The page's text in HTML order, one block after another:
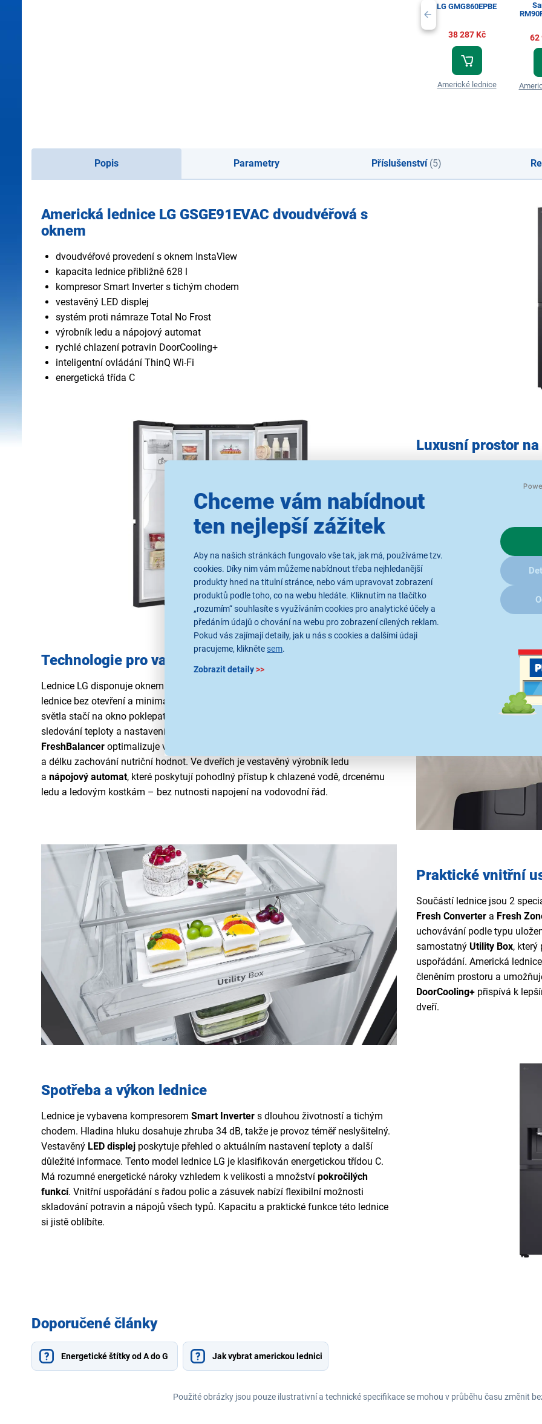
Chceme vám nabídnout
ten nejlepší zážitek
Aby na našich stránkách fungovalo vše tak, jak má, používáme tzv.
cookies. Díky nim vám můžeme nabídnout třeba nejhledanější
produkty hned na titulní stránce, nebo vám upravovat zobrazení
produktů podle toho, co na webu hledáte. Kliknutím na tlačítko
„rozumím“ souhlasíte s využíváním cookies pro analytické účely a
předáním údajů o chování na webu pro zobrazení cílených reklam.
Pokud vás zajímají detaily, jak u nás s cookies a dalšími údaji
pracujeme, klikněte sem.
Zobrazit detaily>>
LG GMG860EPBE
38 287 Kč
Americké lednice
62
Popis Parametry Příslušenství(5)
Americká lednice LG GSGE91EVAC dvoudvéřová s
oknem
dvoudvéřové provedení s oknem InstaView
kapacita lednice přibližně 628 l
kompresor Smart Inverter s tichým chodem
vestavěný LED displej
systém proti námraze Total No Frost
výrobník ledu a nápojový automat
rychlé chlazení potravin DoorCooling+
inteligentní ovládání ThinQ Wi-Fi
energetická třída C
Luxusní prostor
a velkým vnitřním
rozdělený na chladicí
různých potravin a nápojů
je vybavena mnoha
zajišťuje rovnoměrnější
tvoření námrazy. Uchované
úroveň hygieny a
Technologie pro vaše pohodlí
Lednice LG disponuje oknem
lednice bez otevření a minimalizovat tak únik chladného vzduchu. Pro rozsvícení
světla stačí na okno poklepat. Systém
sledování teploty a nastavení funkcí přímo z vašeho mobilního telefonu. Systém
FreshBalancer optimalizuje vlhkost pro ovoce a zeleninu a prodlužuje tak čerstvost
a délku zachování nutriční hodnot. Ve dveřích je vestavěný výrobník ledu
a nápojový automat, které poskytují pohodlný přístup k chlazené vodě, drcenému
ledu a ledovým kostkám – bez nutnosti napojení na vodovodní řád.
Praktické vnitřní
Součástí lednice jsou 2
Fresh Convertera Fresh
uchovávání podle typu
samostatný Utility Box, který
uspořádání. Americká
členěním prostoru a
DoorCooling+přispívá k
dveří.
Spotřeba a výkon lednice
Lednice je vybavena kompresorem Smart Inverter s dlouhou životností a tichým
chodem. Hladina hluku dosahuje zhruba 34 dB, takže je provoz téměř neslyšitelný.
Vestavěný LED displej poskytuje přehled o aktuálním nastavení teploty a další
důležité informace. Tento model lednice LG je klasifikován energetickou třídou C.
Má rozumné energetické nároky vzhledem k velikosti a množství pokročilých
funkcí. Vnitřní uspořádání s řadou polic a zásuvek nabízí flexibilní možnosti
skladování potravin a nápojů všech typů. Kapacitu a praktické funkce této lednice
si jistě oblíbíte.
Doporučené články
Energetické štítky od A do G Jak vybrat americkou lednici
Použité obrázky jsou pouze ilustrativní a technické specifikace se mohou v průběhu času změnit